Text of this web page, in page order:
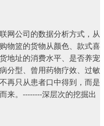
网公司的数据分析方式，从
物篮的货物从颜色、款式喜
地址的消费水平、是否养宠
分型、曾用药物疗效、过敏
再只从患者口中得到，而是
来。--------深层次的挖掘出